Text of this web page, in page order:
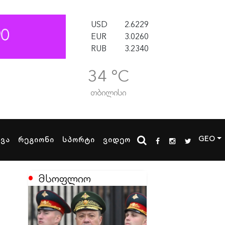
USD
2.6229
EUR
3.0260
RUB
3.2340
34 °C
თბილისი
რეგიონი სპორტი ვიდეო GEO
მსოფლიო